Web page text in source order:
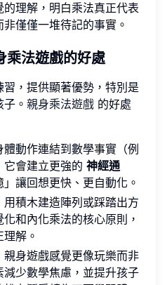
理解，明白乘法真正代表
僅一堆待記的事實。
乘法遊戲的好處
，提供顯著優勢，特別是
。 親身乘法遊戲 的好處
體動作連結到數學事實（例
會建立更強的 神經通
讓回想更快、更自動化。
用積木建造陣列或踩踏出方
和內化乘法的核心原則，
解。
親身遊戲感覺更像玩樂而非
少數學焦慮，並提升孩子